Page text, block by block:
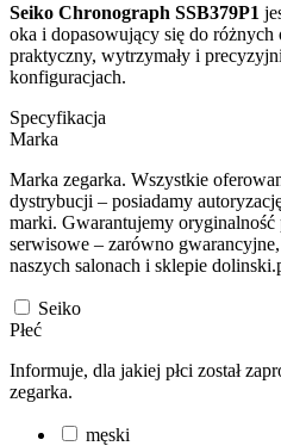
Seiko Chronograph SSB379P1
oka i dopasowujący się do
praktyczny, wytrzymały i
konfiguracjach.
Specyfikacja
Marka
Marka zegarka. Wszystkie
dystrybucji – posiadamy
marki. Gwarantujemy oryginalność
serwisowe – zarówno
naszych salonach i sklepie
Seiko
Płeć
Informuje, dla jakiej płci został
zegarka.
męski